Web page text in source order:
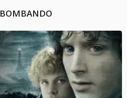
BOMBANDO